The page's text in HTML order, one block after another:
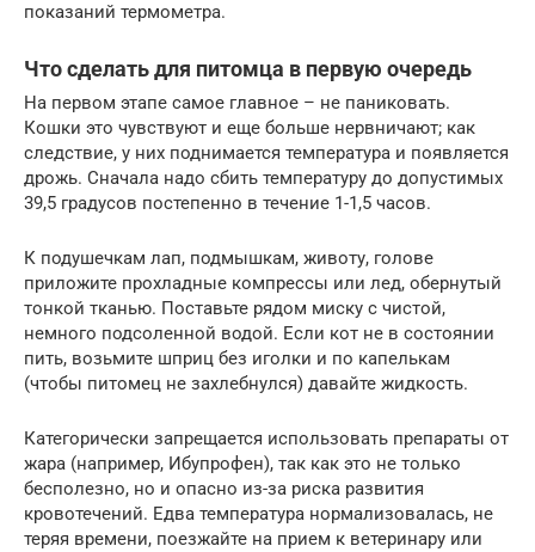
показаний термометра.
Что сделать для питомца в первую очередь
На первом этапе самое главное – не паниковать.
Кошки это чувствуют и еще больше нервничают; как
следствие, у них поднимается температура и появляется
дрожь. Сначала надо сбить температуру до допустимых
39,5 градусов постепенно в течение 1-1,5 часов.
К подушечкам лап, подмышкам, животу, голове
приложите прохладные компрессы или лед, обернутый
тонкой тканью. Поставьте рядом миску с чистой,
немного подсоленной водой. Если кот не в состоянии
пить, возьмите шприц без иголки и по капелькам
(чтобы питомец не захлебнулся) давайте жидкость.
Категорически запрещается использовать препараты от
жара (например, Ибупрофен), так как это не только
бесполезно, но и опасно из-за риска развития
кровотечений. Едва температура нормализовалась, не
теряя времени, поезжайте на прием к ветеринару или